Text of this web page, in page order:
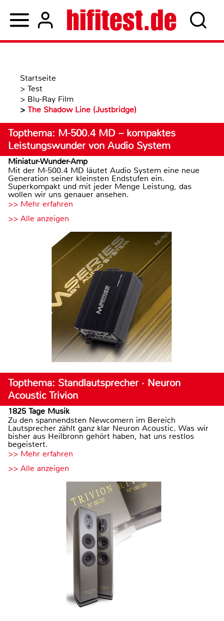
Startseite
> Test
> Blu-Ray Film
> The Shadow Line (Justbridge)
Topthema: M-500.4 MD – kompaktes
Leistungswunder von Audio System
Miniatur-Wunder-Amp
Mit der M-500.4 MD läutet Audio System eine neue
Generation seiner kleinsten Endstufen ein.
Superkompakt und mit jeder Menge Leistung, das
wollen wir uns genauer ansehen.
>> Mehr erfahren
>> Alle anzeigen
Topthema: Standlautsprecher · Neuron
Acoustic Trivion
1825 Tage Musik
Zu den spannendsten Newcomern im Bereich
Lautsprecher zählt ganz klar Neuron Acoustic. Was wir
bisher aus Heilbronn gehört haben, hat uns restlos
begeistert.
>> Mehr erfahren
>> Alle anzeigen